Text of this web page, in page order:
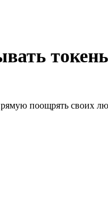
поощрять